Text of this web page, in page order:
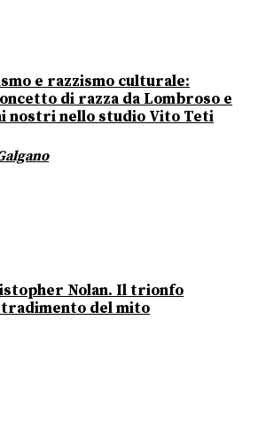
e razzismo culturale:
di razza da Lombroso e
nostri nello studio Vito Teti
Nolan. Il trionfo
tradimento del mito